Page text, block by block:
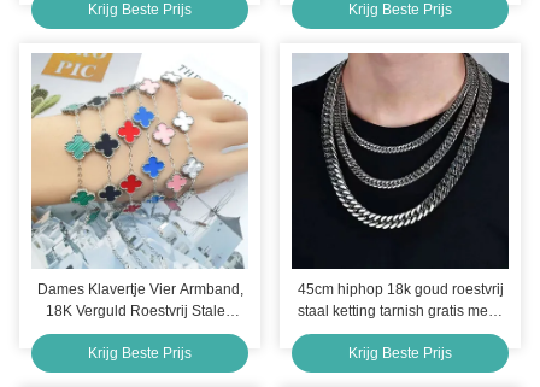
voor vrouwen
Krijg Beste Prijs Krijg Beste Prijs
Dames Klavertje Vier Armband,
18K Verguld Roestvrij Stalen
Geluk Klavertje Vier Armband,
Zilveren Ketting Armband,
Dames Sieraden Cadeau
Krijg Beste Prijs
45cm hiphop 18k goud roestvrij
staal ketting tarnish gratis mens
Cubaanse link ketting
Krijg Beste Prijs